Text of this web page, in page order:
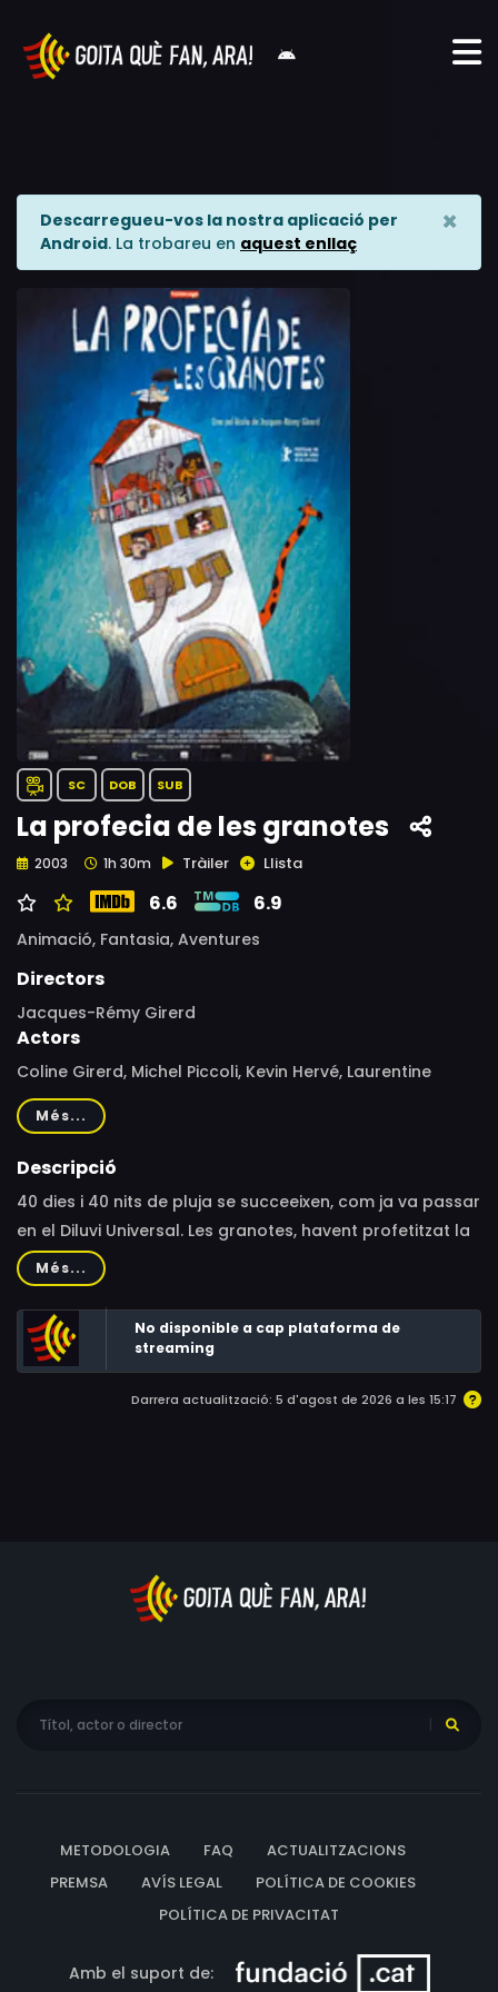
Descarregueu-vos la nostra aplicació per
Android. La trobareu en aquest enllaç
×
SC DOB SUB
La profecia de les granotes
2003 1h 30m Tràiler Llista
6.6 6.9
Animació, Fantasia, Aventures
Directors
Jacques-Rémy Girerd
Actors
Coline Girerd, Michel Piccoli, Kevin Hervé, Laurentine
Milebo, Manuela Gourary, Luis Rego, Annie Girardot,
Jacques Higelin, Anouk Grinberg, Romain Bouteille,
Michel Galabru, Pierre-François Martin-Laval, Bernard
Més...
Descripció
40 dies i 40 nits de pluja se succeeixen, com ja va passar
en el Diluvi Universal. Les granotes, havent profetitzat la
catàstrofe, intenten avisar els humans. Dos adults i dos
nens busquen refugi en un graner que es converteix en
una Arca de Noè.
Més...
No disponible a cap plataforma de
streaming
Darrera actualització: 5 d'agost de 2026 a les 15:17
METODOLOGIA FAQ
ACTUALITZACIONS
PREMSA
AVÍS LEGAL
POLÍTICA DE COOKIES
POLÍTICA DE PRIVACITAT
Amb el suport de: